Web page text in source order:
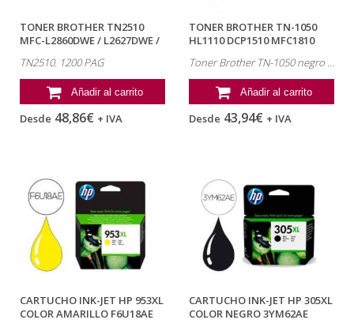
TONER BROTHER TN2510
MFC-L2860DWE / L2627DWE /
TN2510. 1200 PAG
Añadir al carrito
Desde 48,86€ + IVA
TONER BROTHER TN-1050
HL1110 DCP1510 MFC1810
Toner Brother TN-1050 negro 1000 pag
Añadir al carrito
Desde 43,94€ + IVA
CARTUCHO INK-JET HP 953XL
COLOR AMARILLO F6U18AE
CARTUCHO INK-JET HP 305XL
COLOR NEGRO 3YM62AE